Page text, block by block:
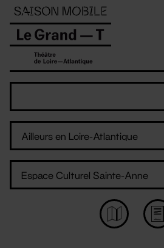
Panneau de gestion des cookies